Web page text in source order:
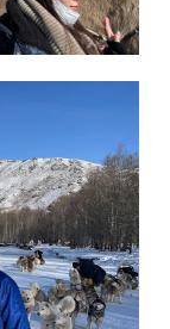
・雪原乗